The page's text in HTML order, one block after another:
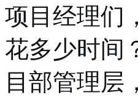
项目经理们
花多少时间
目部管理层